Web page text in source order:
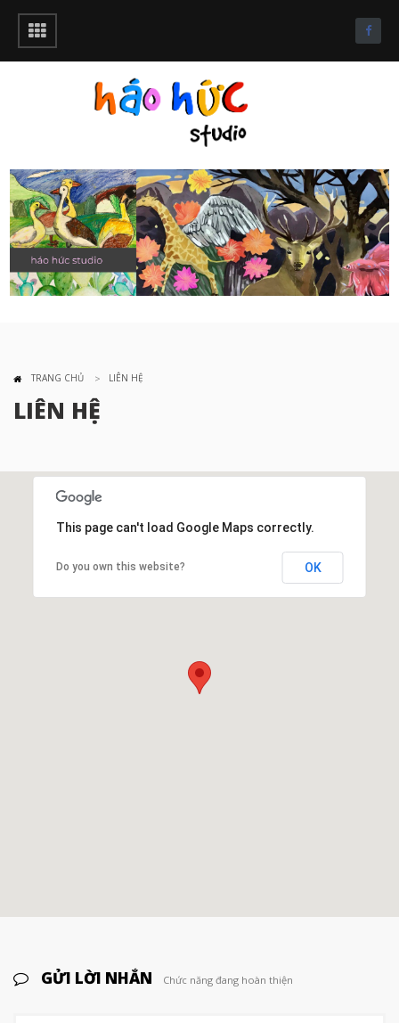
TRANG CHỦ LIÊN HỆ
LIÊN HỆ
This page can't load Google Maps correctly.
Do you own this website? OK
GỬI LỜI NHẮN Chức năng đang hoàn thiện